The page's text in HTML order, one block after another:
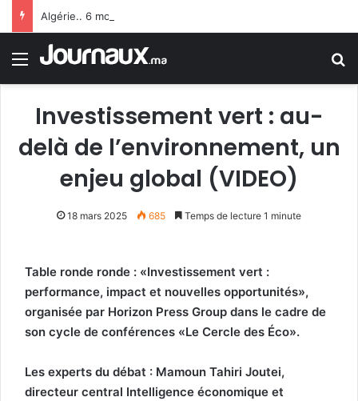
Menu
Investissement vert : au-
delà de l’environnement, un
enjeu global (VIDEO)
18 mars 2025 685 Temps de lecture 1 minute
Table ronde ronde : «Investissement vert :
performance, impact et nouvelles opportunités»,
organisée par Horizon Press Group dans le cadre de
son cycle de conférences «Le Cercle des Éco».
Les experts du débat : Mamoun Tahiri Joutei,
directeur central Intelligence économique et